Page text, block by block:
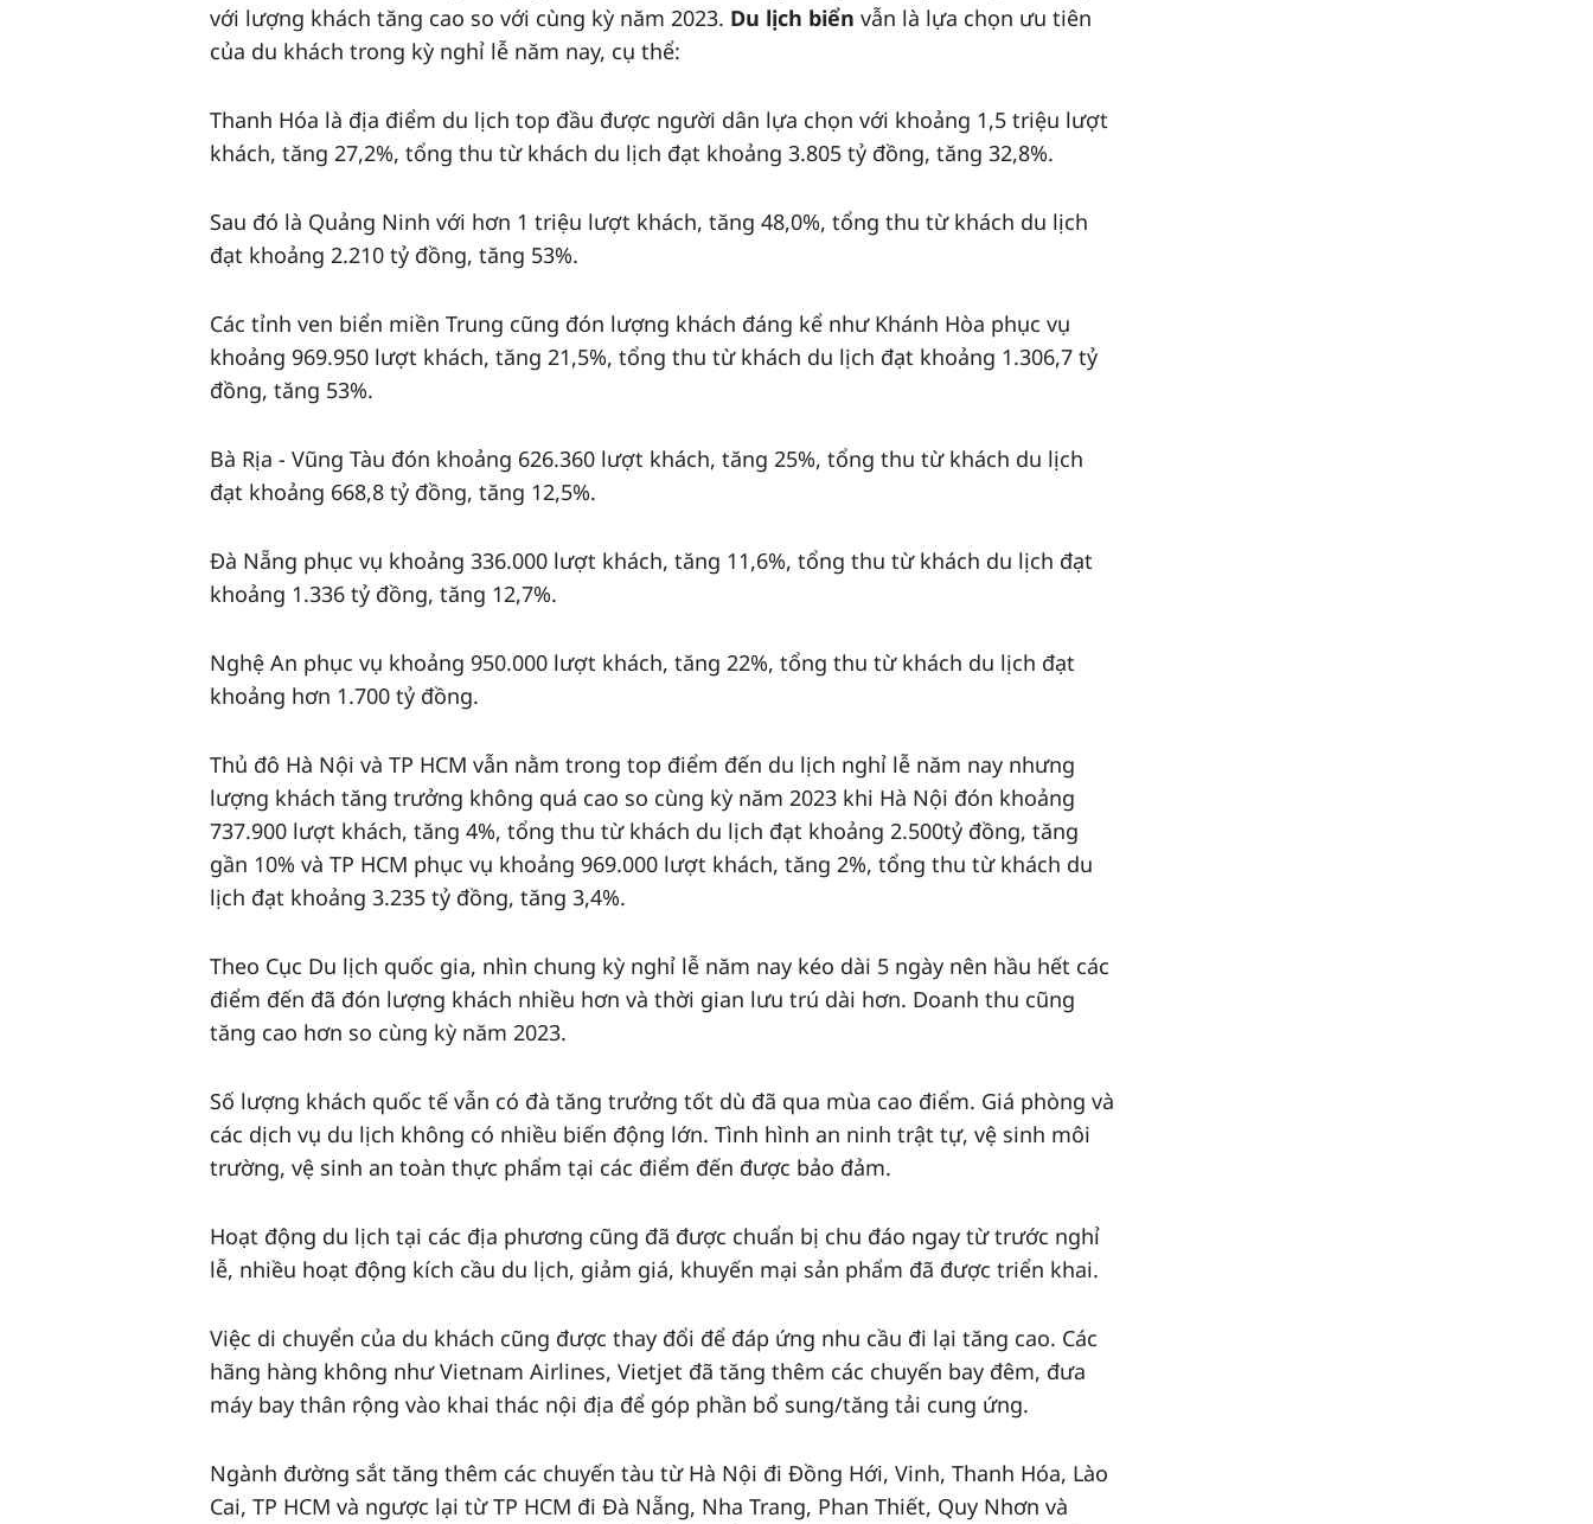
với lượng khách tăng cao so với cùng kỳ năm 2023. Du lịch biển vẫn là lựa chọn ưu tiên
của du khách trong kỳ nghỉ lễ năm nay, cụ thể:
Thanh Hóa là địa điểm du lịch top đầu được người dân lựa chọn với khoảng 1,5 triệu lượt
khách, tăng 27,2%, tổng thu từ khách du lịch đạt khoảng 3.805 tỷ đồng, tăng 32,8%.
Sau đó là Quảng Ninh với hơn 1 triệu lượt khách, tăng 48,0%, tổng thu từ khách du lịch
đạt khoảng 2.210 tỷ đồng, tăng 53%.
Các tỉnh ven biển miền Trung cũng đón lượng khách đáng kể như Khánh Hòa phục vụ
khoảng 969.950 lượt khách, tăng 21,5%, tổng thu từ khách du lịch đạt khoảng 1.306,7 tỷ
đồng, tăng 53%.
Bà Rịa - Vũng Tàu đón khoảng 626.360 lượt khách, tăng 25%, tổng thu từ khách du lịch
đạt khoảng 668,8 tỷ đồng, tăng 12,5%.
Đà Nẵng phục vụ khoảng 336.000 lượt khách, tăng 11,6%, tổng thu từ khách du lịch đạt
khoảng 1.336 tỷ đồng, tăng 12,7%.
Nghệ An phục vụ khoảng 950.000 lượt khách, tăng 22%, tổng thu từ khách du lịch đạt
khoảng hơn 1.700 tỷ đồng.
Thủ đô Hà Nội và TP HCM vẫn nằm trong top điểm đến du lịch nghỉ lễ năm nay nhưng
lượng khách tăng trưởng không quá cao so cùng kỳ năm 2023 khi Hà Nội đón khoảng
737.900 lượt khách, tăng 4%, tổng thu từ khách du lịch đạt khoảng 2.500tỷ đồng, tăng
gần 10% và TP HCM phục vụ khoảng 969.000 lượt khách, tăng 2%, tổng thu từ khách du
lịch đạt khoảng 3.235 tỷ đồng, tăng 3,4%.
Theo Cục Du lịch quốc gia, nhìn chung kỳ nghỉ lễ năm nay kéo dài 5 ngày nên hầu hết các
điểm đến đã đón lượng khách nhiều hơn và thời gian lưu trú dài hơn. Doanh thu cũng
tăng cao hơn so cùng kỳ năm 2023.
Số lượng khách quốc tế vẫn có đà tăng trưởng tốt dù đã qua mùa cao điểm. Giá phòng và
các dịch vụ du lịch không có nhiều biến động lớn. Tình hình an ninh trật tự, vệ sinh môi
trường, vệ sinh an toàn thực phẩm tại các điểm đến được bảo đảm.
Hoạt động du lịch tại các địa phương cũng đã được chuẩn bị chu đáo ngay từ trước nghỉ
lễ, nhiều hoạt động kích cầu du lịch, giảm giá, khuyến mại sản phẩm đã được triển khai.
Việc di chuyển của du khách cũng được thay đổi để đáp ứng nhu cầu đi lại tăng cao. Các
hãng hàng không như Vietnam Airlines, Vietjet đã tăng thêm các chuyến bay đêm, đưa
máy bay thân rộng vào khai thác nội địa để góp phần bổ sung/tăng tải cung ứng.
Ngành đường sắt tăng thêm các chuyến tàu từ Hà Nội đi Đồng Hới, Vinh, Thanh Hóa, Lào
Cai, TP HCM và ngược lại từ TP HCM đi Đà Nẵng, Nha Trang, Phan Thiết, Quy Nhơn và